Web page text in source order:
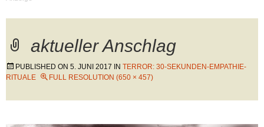
aktueller Anschlag
PUBLISHED ON 5. JUNI 2017 IN TERROR: 30-SEKUNDEN-EMPATHIE-
RITUALE
FULL RESOLUTION (650 × 457)